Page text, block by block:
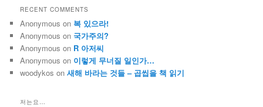
RECENT COMMENTS
Anonymous on 복 있으라!
Anonymous on 국가주의?
Anonymous on R 아저씨
Anonymous on 이렇게 무너질 일인가…
woodykos on새해 바라는 것들 – 곱씹을 책 읽기
저는요…